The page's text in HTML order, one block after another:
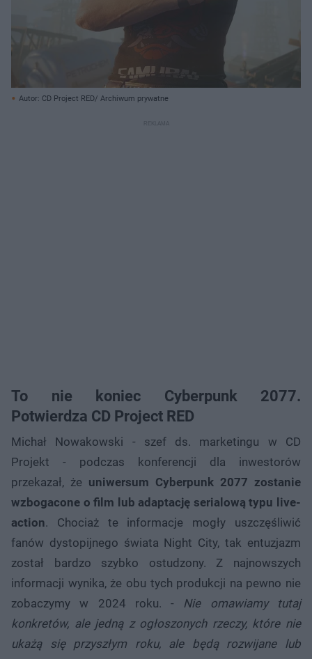
Autor: CD Project RED/ Archiwum prywatne
To nie koniec Cyberpunk 2077.
Potwierdza CD Project RED
Michał Nowakowski - szef ds. marketingu w CD
Projekt - podczas konferencji dla inwestorów
przekazał, że uniwersum Cyberpunk 2077 zostanie
wzbogacone o film lub adaptację serialową typu live-
action. Chociaż te informacje mogły uszczęśliwić
fanów dystopijnego świata Night City, tak entuzjazm
został bardzo szybko ostudzony. Z najnowszych
informacji wynika, że obu tych produkcji na pewno nie
zobaczymy w 2024 roku. - Nie omawiamy tutaj
konkretów, ale jedną z ogłoszonych rzeczy, które nie
ukażą się przyszłym roku, ale będą rozwijane lub